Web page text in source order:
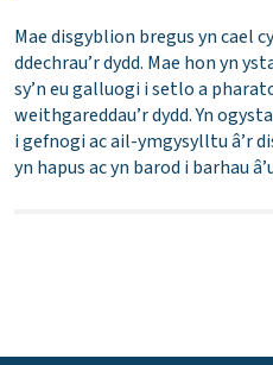
Mae disgyblion bregus yn cael
ddechrau’r dydd. Mae hon yn
sy’n eu galluogi i setlo a
weithgareddau’r dydd. Yn
i gefnogi ac ail-ymgysylltu â’r
yn hapus ac yn barod i barhau